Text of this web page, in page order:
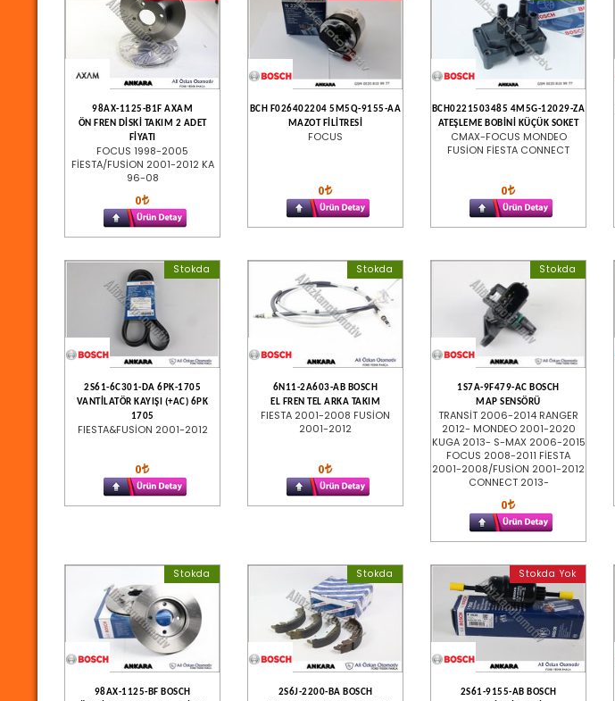
98AX-1125-B1F AXAM
ÖN FREN DİSKİ TAKIM 2 ADET
FİYATI
FOCUS 1998-2005
FİESTA/FUSİON 2001-2012 KA
96-08
0
BCH F026402204 5M5Q-9155-AA
MAZOT FİLİTRESİ
FOCUS
0
BCH0221503485 4M5G-12029-ZA
ATEŞLEME BOBİNİ KÜÇÜK SOKET
CMAX-FOCUS MONDEO
FUSİON FİESTA CONNECT
0
Stokda
2S61-6C301-DA 6PK-1705
VANTİLATÖR KAYIŞI (+AC) 6PK
1705
FIESTA&FUSİON 2001-2012
0
Stokda
6N11-2A603-AB BOSCH
EL FREN TEL ARKA TAKIM
FIESTA 2001-2008 FUSİON
2001-2012
0
Stokda
1S7A-9F479-AC BOSCH
MAP SENSÖRÜ
TRANSİT 2006-2014 RANGER
2012- MONDEO 2001-2020
KUGA 2013- S-MAX 2006-2015
FOCUS 2008-2011 FİESTA
2001-2008/FUSİON 2001-2012
CONNECT 2013-
0
Stokda
98AX-1125-BF BOSCH
Stokda
2S6J-2200-BA BOSCH
Stokda Yok
2S61-9155-AB BOSCH